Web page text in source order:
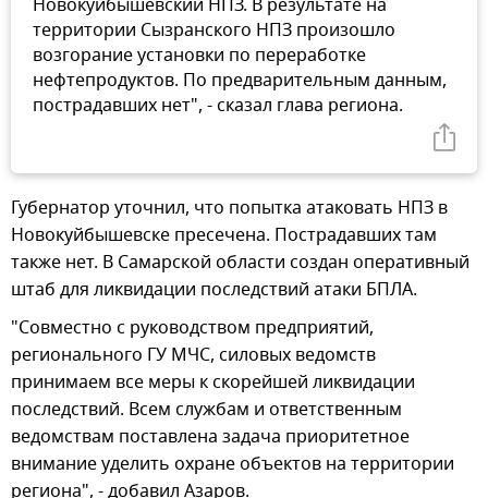
Новокуйбышевский НПЗ. В результате на
территории Сызранского НПЗ произошло
возгорание установки по переработке
нефтепродуктов. По предварительным данным,
пострадавших нет", - сказал глава региона.
Губернатор уточнил, что попытка атаковать НПЗ в
Новокуйбышевске пресечена. Пострадавших там
также нет. В Самарской области создан оперативный
штаб для ликвидации последствий атаки БПЛА.
"Совместно с руководством предприятий,
регионального ГУ МЧС, силовых ведомств
принимаем все меры к скорейшей ликвидации
последствий. Всем службам и ответственным
ведомствам поставлена задача приоритетное
внимание уделить охране объектов на территории
региона", - добавил Азаров.